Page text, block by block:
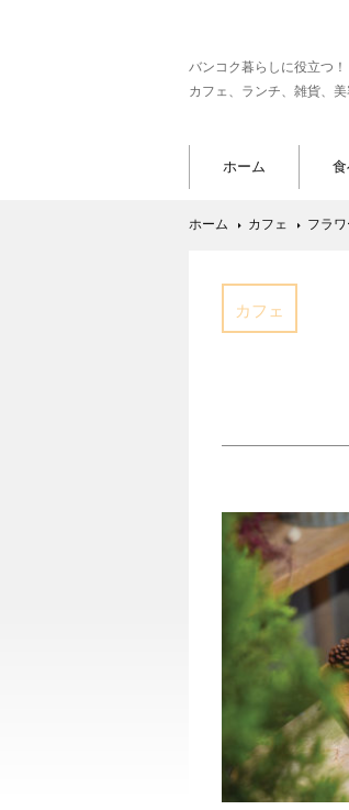
バンコク暮らしに役立つ！
カフェ、ランチ、雑貨、
ホーム
ホーム カフェ フラ
カフェ